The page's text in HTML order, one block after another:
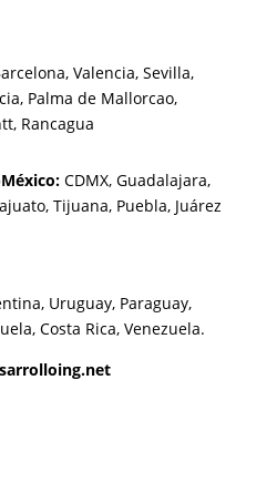
Valencia, Sevilla,
Palma de Mallorcao,
Rancagua
México: CDMX,Guadalajara,
Tijuana, Puebla,Juárez
Uruguay, Paraguay,
Costa Rica, Venezuela.